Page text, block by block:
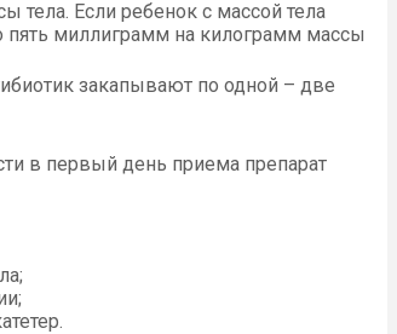
тела. Если ребенок с массой тела
миллиграмм на килограмм массы
закапывают по одной – две
в первый день приема препарат